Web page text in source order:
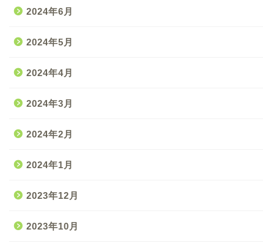
2024年6月
2024年5月
2024年4月
2024年3月
2024年2月
2024年1月
2023年12月
2023年10月